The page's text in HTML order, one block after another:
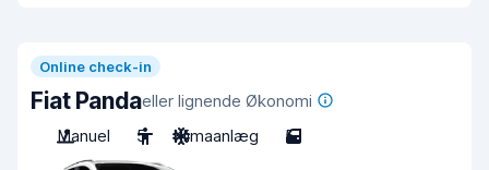
Online check-in
Fiat Pandaeller lignende Økonomi
Manuel
5 Klimaanlæg 5